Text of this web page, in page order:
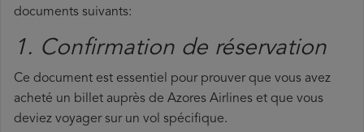
documents suivants:
1. Confirmation de réservation
Ce document est essentiel pour prouver que vous avez
acheté un billet auprès de Azores Airlines et que vous
deviez voyager sur un vol spécifique.